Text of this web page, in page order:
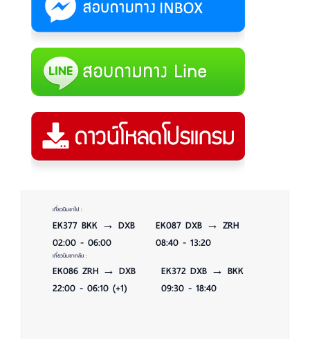
เที่ยวบินขาไป :
EK377 BKK → DXB
02:00 - 06:00
EK087 DXB → ZRH
08:40 - 13:20
เที่ยวบินขากลับ :
EK086 ZRH → DXB
22:00 - 06:10 (+1)
EK372 DXB → BKK
09:30 - 18:40